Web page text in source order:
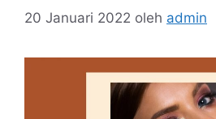
20 Januari 2022 oleh admin